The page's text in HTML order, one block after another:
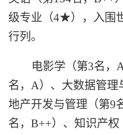
级专业（4★），入围
行列。
电影学（第3名，
名，A）、大数据管理
地产开发与管理（第9
名，B++）、知识产